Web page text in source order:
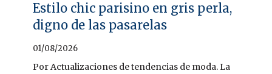
Estilo chic parisino en gris perla,
digno de las pasarelas
01/08/2026
Por Actualizaciones de tendencias de moda. La